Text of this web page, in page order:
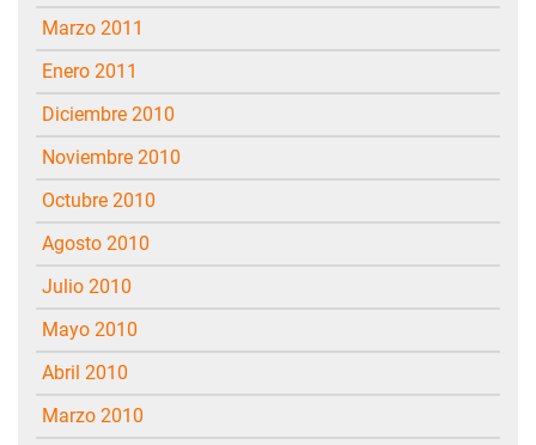
marzo 2011
enero 2011
diciembre 2010
noviembre 2010
octubre 2010
agosto 2010
julio 2010
mayo 2010
abril 2010
marzo 2010